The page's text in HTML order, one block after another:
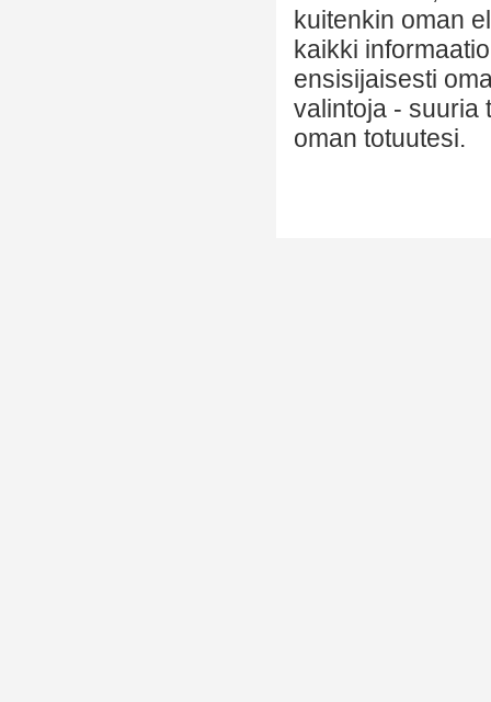
kuitenkin oman
kaikki
ensisijaisesti
valintoja - suuria
oman totuutesi.